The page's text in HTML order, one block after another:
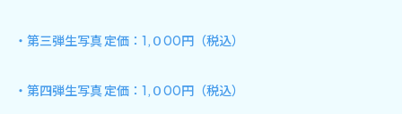
・第三弾生写真 定価：1,０00円（税込）
・第四弾生写真 定価：1,０00円（税込）